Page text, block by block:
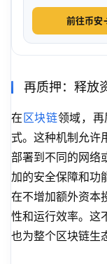
前往币安
再质押：释放
在 区块链领域，
式。这种机制允许
部署到不同的网络
加的安全保障和功
在不增加额外资本
性和运行效率。这
也为整个区块链生